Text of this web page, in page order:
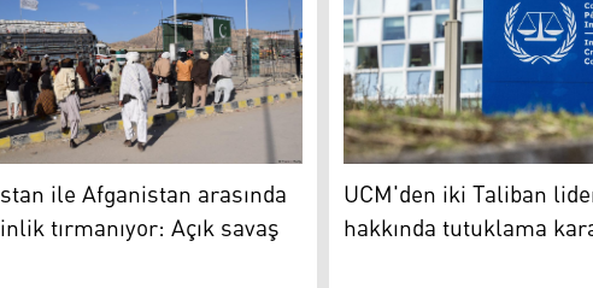
parçalanıyor
(DW-Arşiv)
ile Afganistan arasında
tırmanıyor: Açık savaş
UCM'den iki Taliban lideri
UCM'den iki Taliban
hakkında tutuklama